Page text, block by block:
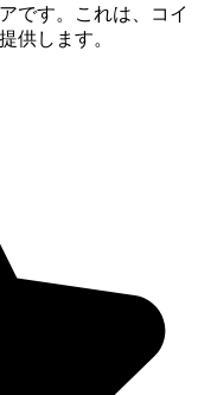
です。これは、コイ
供します。